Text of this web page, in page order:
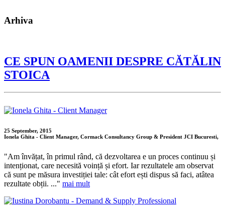
Arhiva
CE SPUN OAMENII DESPRE CĂTĂLIN
STOICA
25 September, 2015
Ionela Ghita - Client Manager, Cormack Consultancy Group & President JCI Bucuresti,
"Am învățat, în primul rând, că dezvoltarea e un proces continuu și
intenționat, care necesită voință și efort. Iar rezultatele am observat
că sunt pe măsura investiției tale: cât efort ești dispus să faci, atâtea
rezultate obții. ..." mai mult